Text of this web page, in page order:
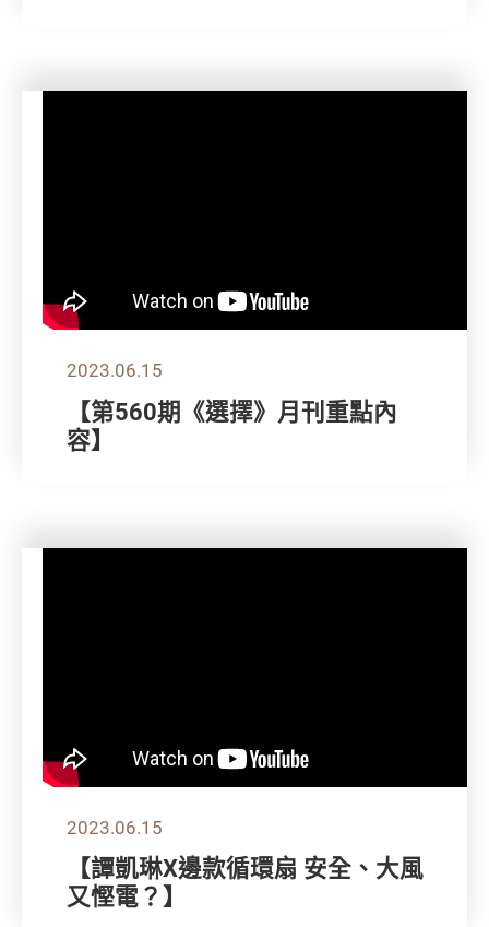
2023.06.15
【第560期《選擇》月刊重點內
容】
2023.06.15
【譚凱琳X邊款循環扇 安全、大風
又慳電？】